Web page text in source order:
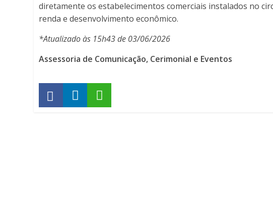
diretamente os estabelecimentos comerciais instalados no
renda e desenvolvimento econômico.
*Atualizado às 15h43 de 03/06/2026
Assessoria de Comunicação, Cerimonial e Eventos